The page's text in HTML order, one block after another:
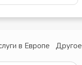
в Европе Другое